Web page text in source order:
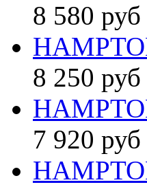
8 580 руб
8 250 руб
7 920 руб